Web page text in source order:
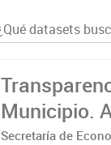
Municipio.
Secretaría de